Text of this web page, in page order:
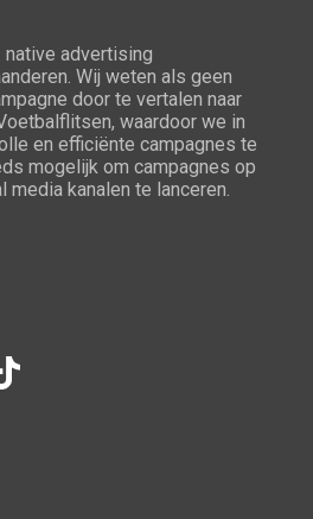
advertising
Wij weten als geen
door te vertalen naar
waardoor we in
en efficiënte campagnes te
mogelijk om campagnes op
kanalen te lanceren.